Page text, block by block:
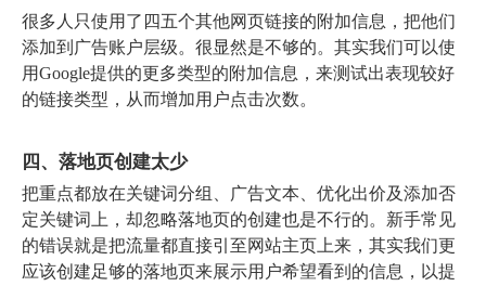
很多人只使用了四五个其他网页链接的附加信息，把他们
添加到广告账户层级。很显然是不够的。其实我们可以使
用Google提供的更多类型的附加信息，来测试出表现较好
的链接类型，从而增加用户点击次数。
四、落地页创建太少
把重点都放在关键词分组、广告文本、优化出价及添加否
定关键词上，却忽略落地页的创建也是不行的。新手常见
的错误就是把流量都直接引至网站主页上来，其实我们更
应该创建足够的落地页来展示用户希望看到的信息，以提